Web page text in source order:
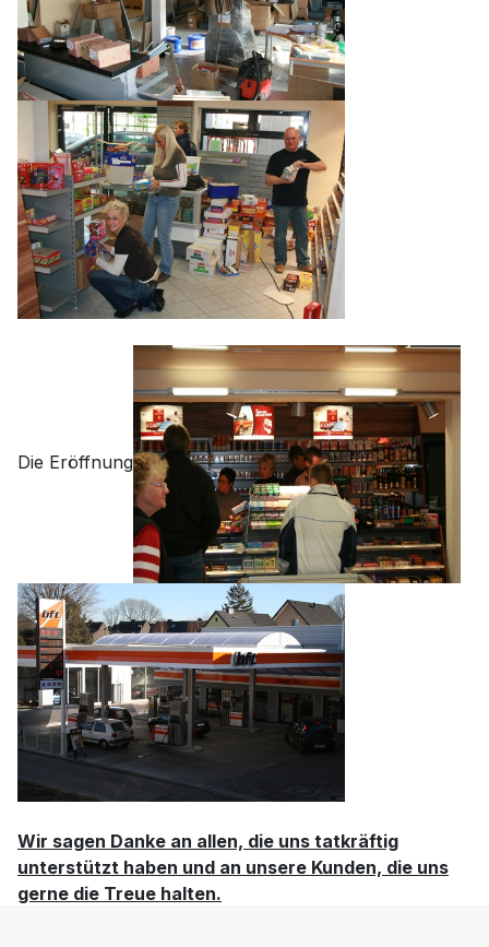
Die Eröffnung
Wir sagen Danke an allen, die uns tatkräftig
unterstützt haben und an unsere Kunden, die uns
gerne die Treue halten.